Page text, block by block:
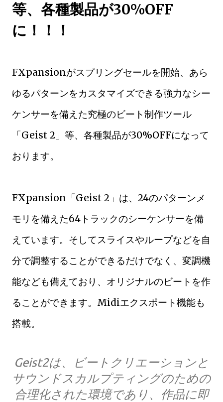
等、各種製品が30%OFF
に！！！
FXpansionがスプリングセールを開始、あら
ゆるパターンをカスタマイズできる強力なシー
ケンサーを備えた究極のビート制作ツール
「Geist 2」等、各種製品が30%OFFになって
おります。
FXpansion「Geist 2」は、24のパターンメ
モリを備えた64トラックのシーケンサーを備
えています。そしてスライスやループなどを自
分で調整することができるだけでなく、変調機
能なども備えており、オリジナルのビートを作
ることができます。Midiエクスポート機能も
搭載。
Geist2は、ビートクリエーションと
サウンドスカルプティングのための
合理化された環境であり、作品に即